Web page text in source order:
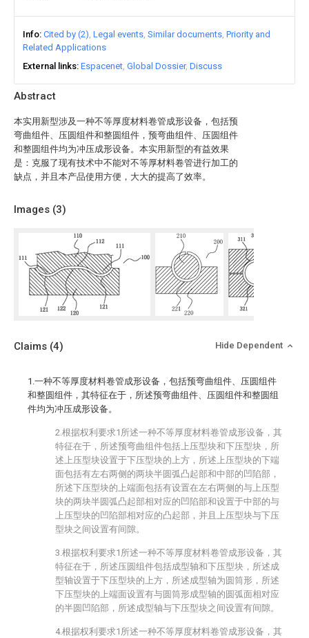
Abstract
本实用新型涉及一种不等厚度材料卷管成形设备，包括预
弯曲组件、压圆组件和整圆组件，预弯曲组件、压圆组件
和整圆组件均为冲压成形设备。本实用新型的有益效果
是：克服了现有技术中不能对不等厚材料卷管进行加工的
缺点，并且本产品使用方便，大大的提高了效率。
Images (3)
Info Cited by (2) Legal events Similar documents Priority and
Related Applications
External links Espacenet Global Dossier Discuss
Claims (4) Hide Dependent
1.一种不等厚度材料卷管成形设备，包括预弯曲组件、压圆组件
和整圆组件，其特征在于，所述预弯曲组件、压圆组件和整圆组
件均为冲压成形设备。
2.根据权利要求1所述一种不等厚度材料卷管成形设备，其
特征在于，所述预弯曲组件包括上压型块和下压型块，所
述上压型块设置于下压型块的上方，所述上压型块的下端
面包括有左右两侧的两块半圆弧凸起部和中部的凹陷部，
所述下压型块的上端面包括有设置在左右两侧的与上压型
块的两块半圆弧凸起部相对应的凹陷部和设置于中部的与
上压型块的凹陷部相对应的凸起部，并且上压型块与下压
型块之间设置有间隙。
3.根据权利要求1所述一种不等厚度材料卷管成形设备，其
特征在于，所述压圆组件包括成型轴和下压型块，所述成
型轴设置于下压型块的上方，所述成型轴为圆筒形，所述
下压型块的上端面设置有与圆筒形成型轴的圆弧面相对应
的半圆凹陷部，所述成型轴与下压型块之间设置有间隙。
4.根据权利要求1所述一种不等厚度材料卷管成形设备，其